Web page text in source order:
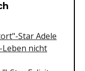
Star Adele
nicht